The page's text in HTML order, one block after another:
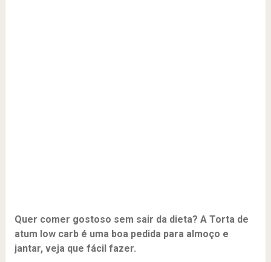
Quer comer gostoso sem sair da dieta? A Torta de
atum low carb é uma boa pedida para almoço e
jantar, veja que fácil fazer.